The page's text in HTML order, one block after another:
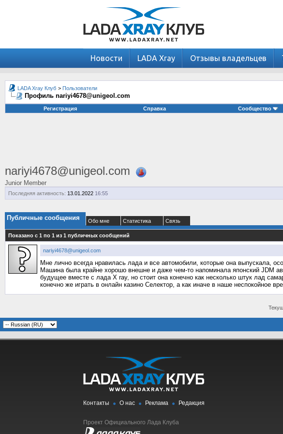
Новости LADA Xray Отзывы владельцев
LADA Xray Клуб > Пользователи
Профиль nariyi4678@unigeol.com
Регистрация
Справка Сообщество
nariyi4678@unigeol.com
Junior Member
Последняя активность: 13.01.2022 16:55
Публичные сообщения Обо мне Статистика Связь
Показано с 1 по 1 из 1 публичных сообщений
nariyi4678@unigeol.com
Мне лично всегда нравилась лада и все автомобили, которые она выпускала,
Машина была крайне хорошо внешне и даже чем-то напоминала японский JDM
будущее вместе с лада X ray, но стоит она конечно как несколько штук лад
конечно же играть в онлайн казино Селектор, а как иначе в наше неспокойное
Контакты О нас Реклама Редакция
Проект Официального Лада Клуба